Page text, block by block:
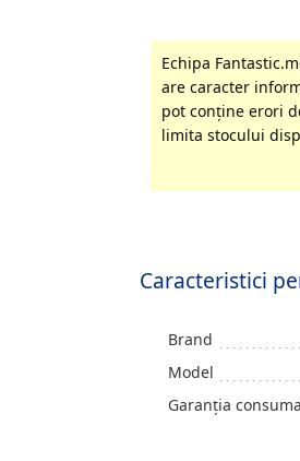
Echipa
are caracter
pot conţine erori
limita stocului
Caracteristici
Brand
Model
Garanția